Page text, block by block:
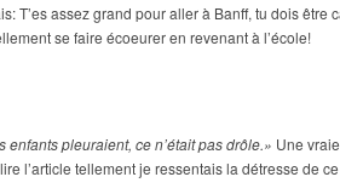
T’es assez grand pour aller à Banff, tu dois être
se faire écoeurer en revenant à l’école!
enfants pleuraient, ce n’était pas drôle.» Une
l’article tellement je ressentais la détresse de